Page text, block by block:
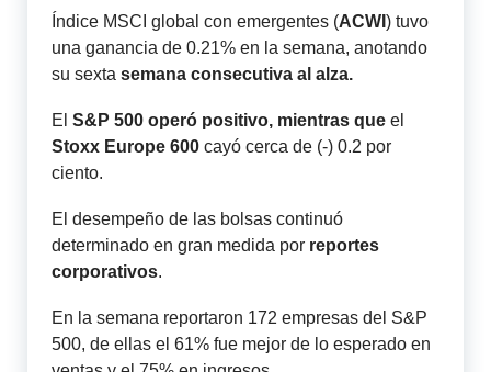
Índice MSCI global con emergentes (ACWI ) tuvo
una ganancia de 0.21% en la semana, anotando
su sexta semana consecutiva al alza.
El S&P 500 operó positivo, mientras que el
Stoxx Europe 600 cayó cerca de (-) 0.2 por
ciento.
El desempeño de las bolsas continuó
determinado en gran medida por reportes
corporativos.
En la semana reportaron 172 empresas del S&P
500, de ellas el 61% fue mejor de lo esperado en